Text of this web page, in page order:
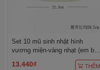
Set 10 mũ sinh nhật hình
vương miện-vàng nhạt (em bé
13.440₫ THÊM